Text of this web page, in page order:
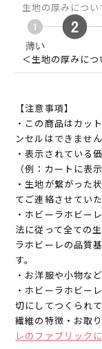
生地の厚みについ
＜生地の厚みに
【注意事項】
・この商品はカッ
ンセルはできません
・表示されている
（例：カートに表
・生地が繋がった
てご連絡させていた
・ホビーラホビー
法に従って全ての
ラホビーレの品質
す。
・お洋服や小物な
・ホビーラホビー
切にしてつくられ
繊維の特徴・お取
レのファブリック